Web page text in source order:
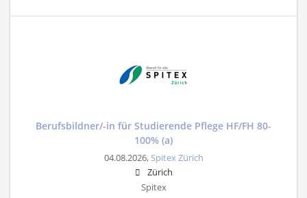
Berufsbildner/-in für Studierende Pflege HF/FH 80-
100% (a)
04.08.2026, Spitex Zürich
Zürich
Spitex